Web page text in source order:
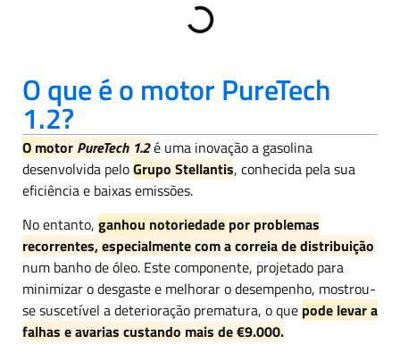
O que é o motor PureTech
1.2?
O motor PureTech 1.2é uma inovação a gasolina
desenvolvida peloGrupo Stellantis, conhecida pela sua
eficiência e baixas emissões.
No entanto, ganhou notoriedade por problemas
recorrentes, especialmente com a correia de distribuição
num banho de óleo. Este componente, projetado para
minimizar o desgaste e melhorar o desempenho, mostrou-
se suscetível a deterioração prematura, o que pode levar a
falhas e avarias custando mais de €9.000.